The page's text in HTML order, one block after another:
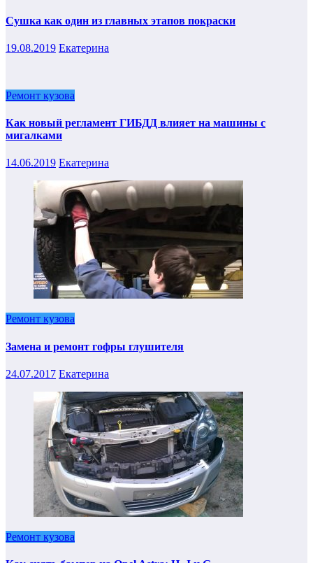
Сушка как один из главных этапов покраски
19.08.2019 Екатерина
Ремонт кузова
Как новый регламент ГИБДД влияет на машины с
мигалками
14.06.2019 Екатерина
Ремонт кузова
Замена и ремонт гофры глушителя
24.07.2017 Екатерина
Ремонт кузова